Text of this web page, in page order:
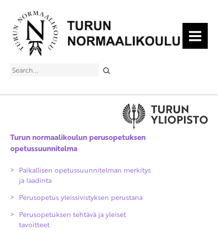
MENU
Search
Turun normaalikoulun perusopetuksen
opetussuunnitelma
Paikallisen opetussuunnitelman merkitys
ja laadinta
Perusopetus yleissivistyksen perustana
Perusopetuksen tehtävä ja yleiset
tavoitteet